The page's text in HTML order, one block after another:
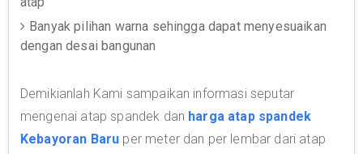
Banyak pilihan warna sehingga dapat menyesuaikan
dengan desai bangunan
Demikianlah Kami sampaikan informasi seputar
mengenai atap spandek dan harga atap spandek
Kebayoran Baru per meter dan per lembar dari atap